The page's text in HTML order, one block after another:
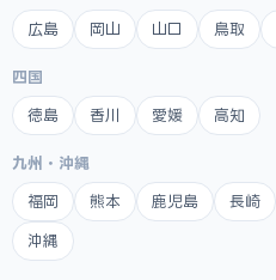
広島 岡山 山口 鳥取
四国
徳島 香川 愛媛 高知
九州・沖縄
福岡 熊本 鹿児島 長崎
沖縄